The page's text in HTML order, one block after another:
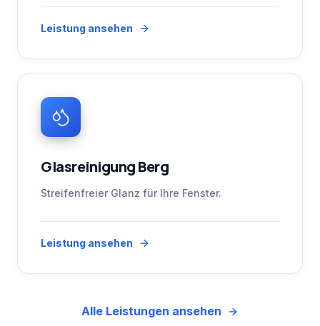
Leistung ansehen
Glasreinigung Berg
Streifenfreier Glanz für Ihre Fenster.
Leistung ansehen
Alle Leistungen ansehen